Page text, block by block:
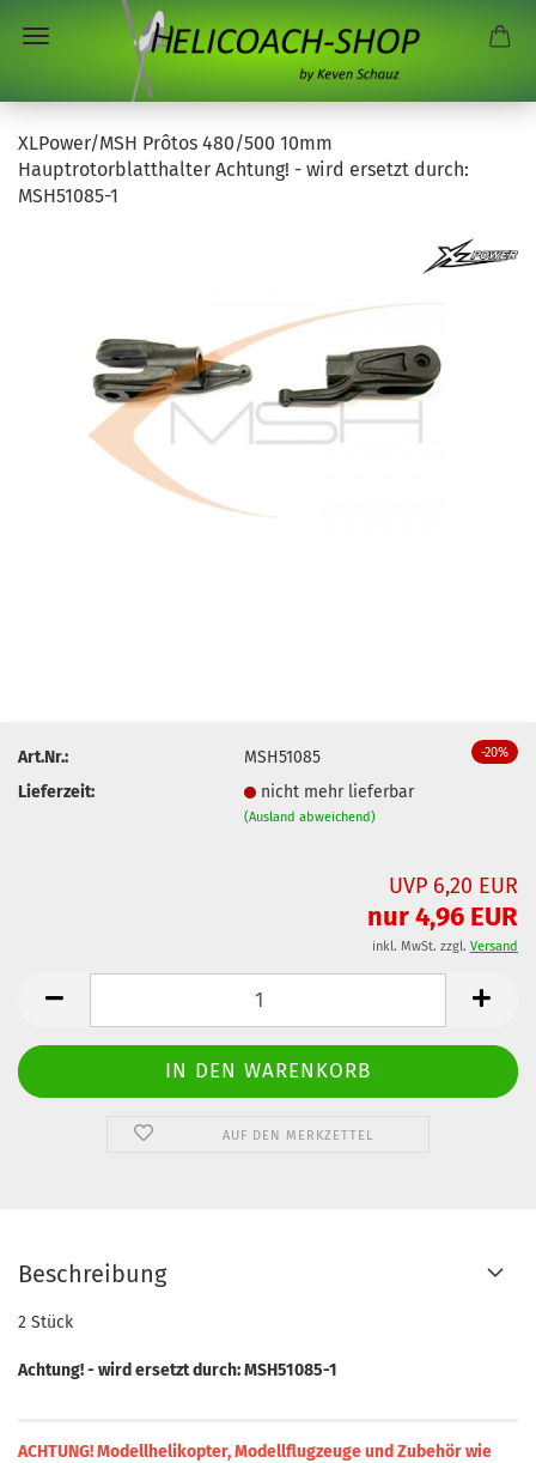
XLPower/MSH Prôtos 480/500 10mm
Hauptrotorblatthalter Achtung! - wird ersetzt durch:
MSH51085-1
-20%
Art.Nr.:
MSH51085
Lieferzeit:
nicht mehr lieferbar
(Ausland abweichend)
UVP 6,20 EUR
nur 4,96 EUR
inkl. MwSt. zzgl. Versand
AUF DEN MERKZETTEL
Beschreibung
2 Stück
Achtung! - wird ersetzt durch: MSH51085-1
ACHTUNG! Modellhelikopter, Modellflugzeuge und Zubehör wie